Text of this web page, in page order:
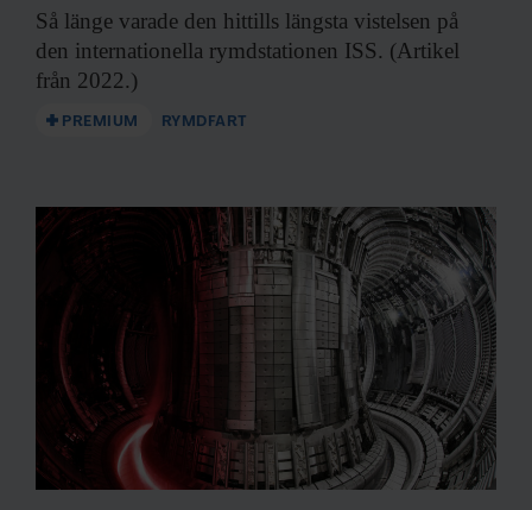
Så länge varade den hittills längsta vistelsen på
den internationella rymdstationen ISS. (Artikel
från 2022.)
PREMIUM RYMDFART